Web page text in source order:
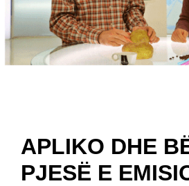
APLIKO DHE
PJESË E